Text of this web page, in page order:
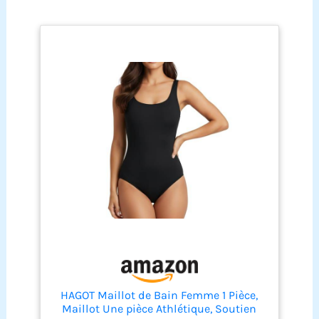
un bain de soleil ou
que vous vous
détendiez au bord de
la piscine. Contrôle
du ventre et doublure
dorsale : les
panneaux de contrôle
du ventre
stratégiquement
placés lissent votre
section médiane pour
ajoute une couche
supplémentaire de
confort et de soutien.
Design élégant : le col
HAGOT Maillot de Bain Femme 1 Pièce,
Maillot Une pièce Athlétique, Soutien